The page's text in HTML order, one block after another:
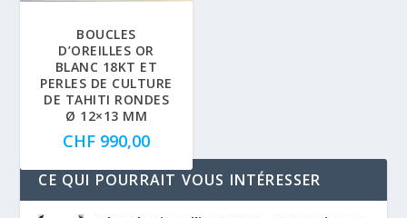
BOUCLES
D’OREILLES OR
BLANC 18KT ET
PERLES DE CULTURE
DE TAHITI RONDES
Ø 12×13 MM
CHF 990,00
CE QUI POURRAIT VOUS INTÉRESSER